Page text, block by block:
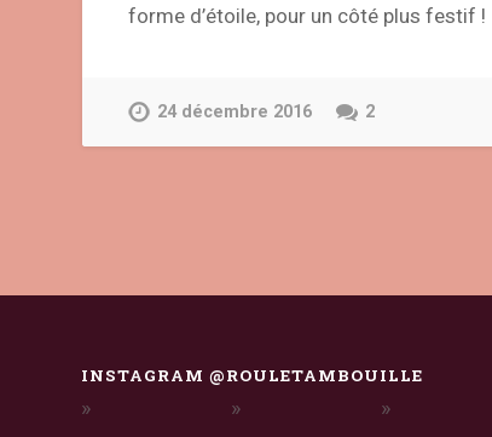
forme d’étoile, pour un côté plus festif !
24 décembre 2016 2
INSTAGRAM @ROULETAMBOUILLE